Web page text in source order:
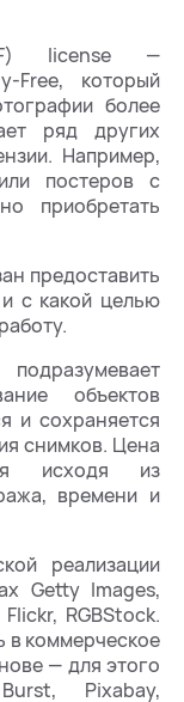
license —
Free, который
более
ряд других
Например,
постеров с
приобретать
предоставить
с какой целью
объектов
и сохраняется
снимков. Цена
исходя из
времени и
реализации
Getty Images,
RGBStock.
в коммерческое
— для этого
Pixabay,